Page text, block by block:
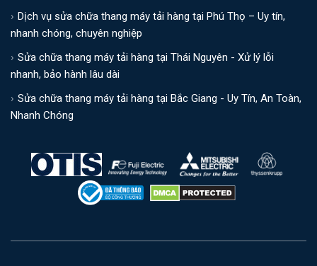
Dịch vụ sửa chữa thang máy tải hàng tại Phú Thọ – Uy tín,
nhanh chóng, chuyên nghiệp
Sửa chữa thang máy tải hàng tại Thái Nguyên - Xử lý lỗi
nhanh, bảo hành lâu dài
Sửa chữa thang máy tải hàng tại Bắc Giang - Uy Tín, An Toàn,
Nhanh Chóng